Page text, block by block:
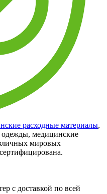
расходные материалы,
одежды, медицинские
мировых
с доставкой по всей